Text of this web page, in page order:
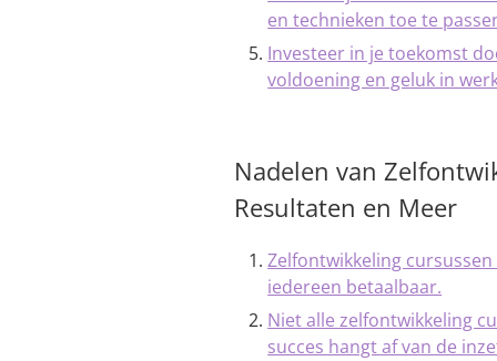
en technieken toe te
Investeer in je toekomst
voldoening en geluk in
Nadelen van
Resultaten en Meer
Zelfontwikkeling
iedereen betaalbaar.
Niet alle zelfontwikkeling
succes hangt af van de